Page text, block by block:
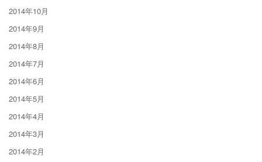
2014年10月
2014年9月
2014年8月
2014年7月
2014年6月
2014年5月
2014年4月
2014年3月
2014年2月